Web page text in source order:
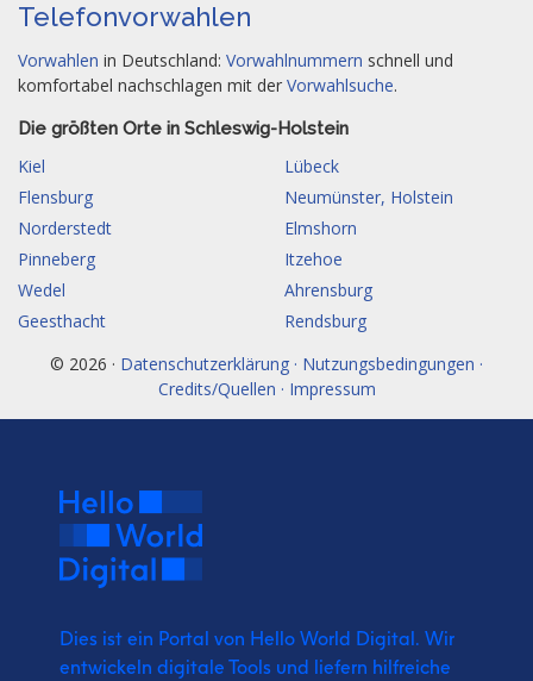
Telefonvorwahlen
Vorwahlen in Deutschland: Vorwahlnummern schnell und
komfortabel nachschlagen mit der Vorwahlsuche.
Die größten Orte in Schleswig-Holstein
Kiel
Lübeck
Flensburg
Neumünster, Holstein
Norderstedt
Elmshorn
Pinneberg
Itzehoe
Wedel
Ahrensburg
Geesthacht
Rendsburg
© 2026 · Datenschutzerklärung · Nutzungsbedingungen ·
Credits/Quellen · Impressum
Dies ist ein Portal von Hello World Digital. Wir
entwickeln digitale Tools und liefern hilfreiche